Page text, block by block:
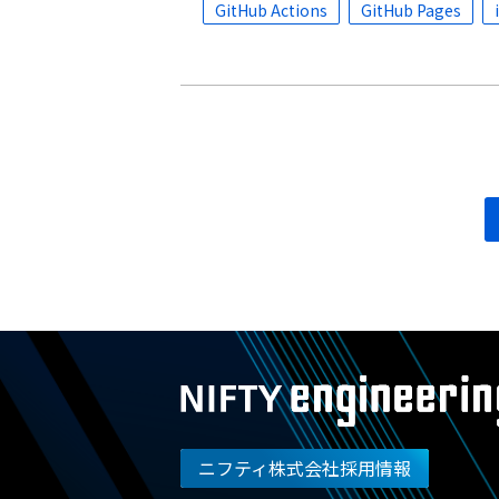
GitHub Actions GitHub Pages
ョ
ニフティ株式会社採用情報